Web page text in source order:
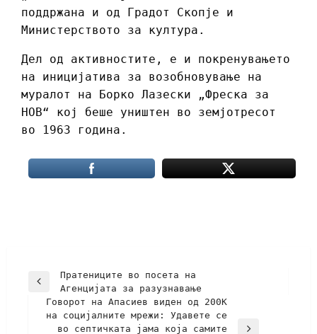
поддржана и од Градот Скопје и
Министерството за култура.
Дел од активностите, е и покренувањето
на иницијатива за возобновување на
муралот на Борко Лазески „Фреска за
НОВ“ кој беше уништен во земјотресот
во 1963 година.
Пратениците во посета на
Агенцијата за разузнавање
Говорот на Апасиев виден од 200К
на социјалните мрежи: Удавете се
во септичката јама која самите